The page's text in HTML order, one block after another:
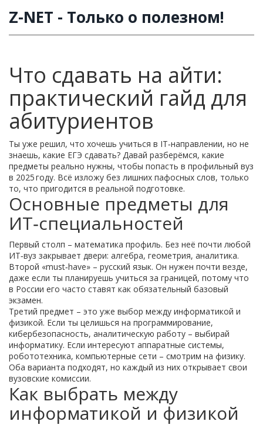
Z-NET - Только о полезном!
Что сдавать на айти:
практический гайд для
абитуриентов
Ты уже решил, что хочешь учиться в IT‑направлении, но не
знаешь, какие ЕГЭ сдавать? Давай разберёмся, какие
предметы реально нужны, чтобы попасть в профильный вуз
в 2025 году. Всё изложу без лишних пафосных слов, только
то, что пригодится в реальной подготовке.
Основные предметы для
ИТ‑специальностей
Первый столп – математика профиль. Без неё почти любой
ИТ‑вуз закрывает двери: алгебра, геометрия, аналитика.
Второй «must‑have» – русский язык. Он нужен почти везде,
даже если ты планируешь учиться за границей, потому что
в России его часто ставят как обязательный базовый
экзамен.
Третий предмет – это уже выбор между информатикой и
физикой. Если ты целишься на программирование,
кибербезопасность, аналитическую работу – выбирай
информатику. Если интересуют аппаратные системы,
робототехника, компьютерные сети – смотрим на физику.
Оба варианта подходят, но каждый из них открывает свои
вузовские комиссии.
Как выбрать между
информатикой и физикой